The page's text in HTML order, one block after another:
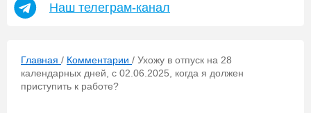
Наш телеграм-канал
Главная / Комментарии / Ухожу в отпуск на 28
календарных дней, с 02.06.2025, когда я должен
приступить к работе?